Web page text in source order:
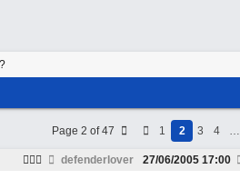
Page 2 of 47 1 2 3 4 …
defenderlover 27/06/2005 17:00